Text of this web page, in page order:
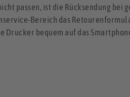
passen, ist die Rücksendung
Bereich das
Drucker bequem auf das